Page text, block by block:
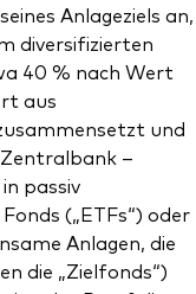
Anlageziels an,
diversifizierten
40 % nach Wert
aus
und
–
passiv
(„ETFs“) oder
Anlagen, die
die „Zielfonds“)